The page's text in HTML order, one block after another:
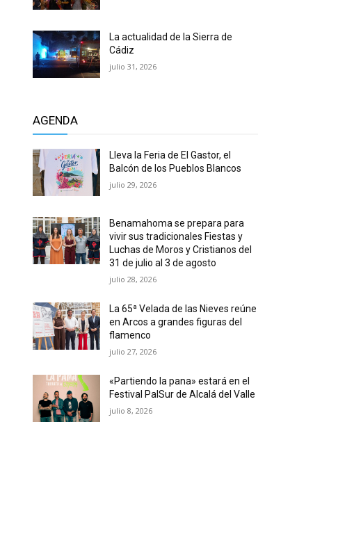
La actualidad de la Sierra de
Cádiz
julio 31, 2026
AGENDA
Lleva la Feria de El Gastor, el
Balcón de los Pueblos Blancos
julio 29, 2026
Benamahoma se prepara para
vivir sus tradicionales Fiestas y
Luchas de Moros y Cristianos del
31 de julio al 3 de agosto
julio 28, 2026
La 65ª Velada de las Nieves reúne
en Arcos a grandes figuras del
flamenco
julio 27, 2026
«Partiendo la pana» estará en el
Festival PalSur de Alcalá del Valle
julio 8, 2026